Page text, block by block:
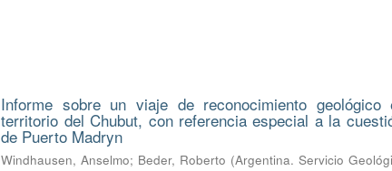
Informe sobre un viaje de reconocimiento
territorio del Chubut, con referencia especial a la
de Puerto Madryn
Windhausen, Anselmo; Beder, Roberto (Argentina. Servicio